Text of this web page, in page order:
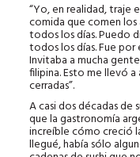
“Yo, en realidad, traje
comida que comen
todos los días. Puedo
todos los días. Fue por
Invitaba a mucha
filipina. Esto me llevó
cerradas”.
A casi dos décadas de
que la gastronomía
increíble cómo creció
llegué, había sólo